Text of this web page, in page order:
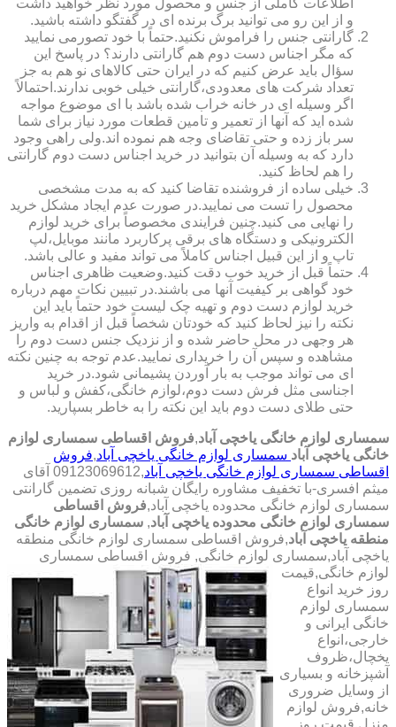
اطلاعات کاملی از جنس و محصول مورد نظر خواهید داشت
و از این رو می توانید برگ برنده ای در گفتگو داشته باشید.
گارانتی جنس را فراموش نکنید.حتماً با خود تصورمی نمایید
که مگر اجناس دست دوم هم گارانتی دارند؟ در پاسخ این
سؤال باید عرض کنیم که در ایران حتی کالاهای نو هم به جز
تعداد شرکت های معدودی،گارانتی خیلی خوبی ندارند.احتمالاً
اگر وسیله ای در خانه خراب شده باشد با ای موضوع مواجه
شده اید که آنها از تعمیر و تامین قطعات مورد نیاز برای شما
سر باز زده و حتی تقاضای وجه هم نموده اند.ولی راهی وجود
دارد که به وسیله آن بتوانید در خرید اجناس دست دوم گارانتی
را هم لحاظ کنید.
خیلی ساده از فروشنده تقاضا کنید که به مدت مشخصی
محصول را تست می نمایید.در صورت عدم ایجاد مشکل خرید
را نهایی می کنید.چنین فرایندی مخصوصاً برای خرید لوازم
الکترونیکی و دستگاه های برقی پرکاربرد مانند موبایل،لپ
تاپ و از این قبیل اجناس کاملاً می تواند مفید و عالی باشد.
حتماً قبل از خرید خوب دقت کنید.وضعیت ظاهری اجناس
خود گواهی بر کیفیت آنها می باشند.در تبیین نکات مهم درباره
خرید لوازم دست دوم و تهیه چک لیست خود حتماً باید این
نکته را نیز لحاظ کنید که خودتان شخصاً قبل از اقدام به واریز
هر وجهی در محل حاضر شده و از نزدیک جنس دست دوم را
مشاهده و سپس آن را خریداری نمایید.عدم توجه به چنین نکته
ای می تواند موجب به بار آوردن پشیمانی شود.در خرید
اجناسی مثل فرش دست دوم،لوازم خانگی،کفش و لباس و
حتی طلای دست دوم باید این نکته را به خاطر بسپارید.
سمساری لوازم خانگی یاخچی آباد,فروش اقساطی سمساری لوازم
خانگی یاخچی آباد سمساری لوازم خانگی یاخچی آباد,فروش
اقساطی سمساری لوازم خانگی یاخچی آباد
,09123069612 آقای
میثم افسری-با تخفیف مشاوره رایگان شبانه روزی تضمین گارانتی
سمساری لوازم خانگی محدوده یاخچی آباد,فروش اقساطی
سمساری لوازم خانگی محدوده یاخچی آباد, سمساری لوازم خانگی
منطقه یاخچی آباد,فروش اقساطی سمساری لوازم خانگی منطقه
یاخچی آباد,سمساری لوازم خانگی, فروش اقساطی سمساری
لوازم خانگی,قیمت
روز خرید انواع
سمساری لوازم
خانگی ایرانی و
خارجی،انواع
یخچال،ظروف
آشپزخانه و بسیاری
از وسایل ضروری
خانه,فروش لوازم
منزل,قیمت روز